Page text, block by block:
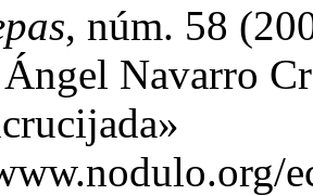
, núm. 58
Navarro